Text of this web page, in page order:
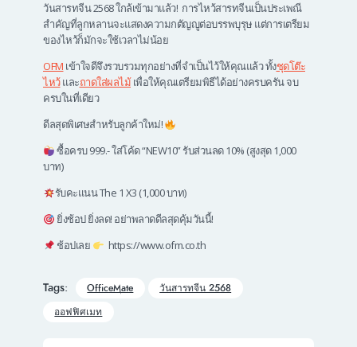
วันสารทจีน 2568 ใกล้เข้ามาแล้ว! การไหว้สารทจีนเป็นประเพณี
สำคัญที่ลูกหลานจะแสดงความกตัญญูต่อบรรพบุรุษ แต่การเตรียม
ของไหว้ก็มักจะใช้เวลาไม่น้อย
OFM เข้าใจดีจึงรวบรวมทุกอย่างที่จำเป็นไว้ให้คุณแล้ว ทั้งชุดโต๊ะ
ไหว้และถาดใส่ผลไม้เพื่อให้คุณเตรียมพิธีได้อย่างครบครัน จบ
ครบในที่เดียว
ดีลสุดพิเศษสำหรับลูกค้าใหม่!
ซื้อครบ 999.- ใส่โค้ด “NEW10” รับส่วนลด 10% (สูงสุด 1,000
บาท)
รับคะแนน The 1 X3 (1,000 บาท)
ยิ่งช้อป ยิ่งลด! อย่าพลาดดีลสุดคุ้มวันนี้!
ช้อปเลย
https://www.ofm.co.th
Tags: OfficeMate
วันสารทจีน 2568
ออฟฟิศเมท